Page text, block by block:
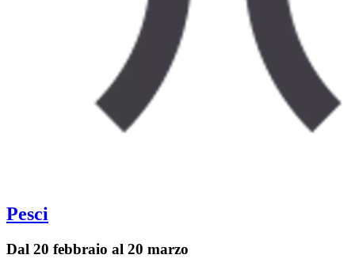
Pesci
Dal 20 febbraio al 20 marzo